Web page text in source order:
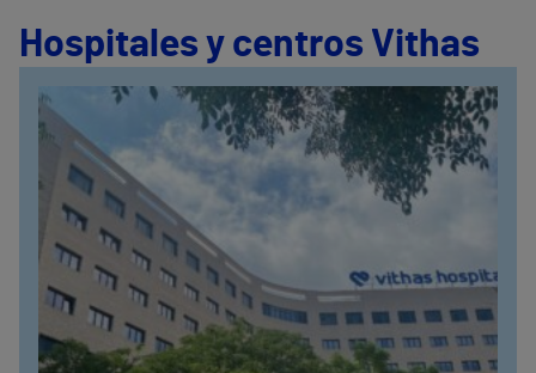
Hospitales y centros Vithas